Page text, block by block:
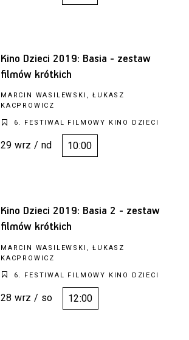
Kino Dzieci 2019: Basia - zestaw
filmów krótkich
MARCIN WASILEWSKI, ŁUKASZ
KACPROWICZ
6. FESTIWAL FILMOWY KINO DZIECI
29 wrz / nd 10:00
Kino Dzieci 2019: Basia 2 - zestaw
filmów krótkich
MARCIN WASILEWSKI, ŁUKASZ
KACPROWICZ
6. FESTIWAL FILMOWY KINO DZIECI
28 wrz / so 12:00